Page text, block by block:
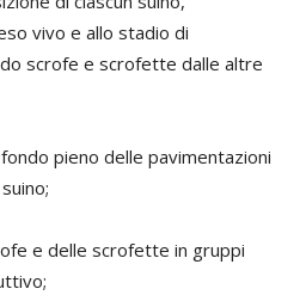
vivo e allo stadio di
scrofe e scrofette dalle altre
pieno delle pavimentazioni
e delle scrofette in gruppi